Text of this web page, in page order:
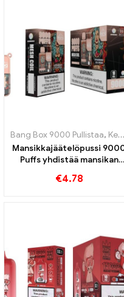
Bang Box 9000 Pullistaa, Kertakäyttöiset e-savukkeet Ruotsi
Mansikkajäätelöpussi
Puffs yhdistää mansikan
€4.78